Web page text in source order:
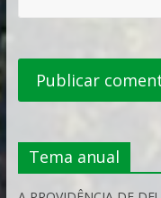
Tema anual